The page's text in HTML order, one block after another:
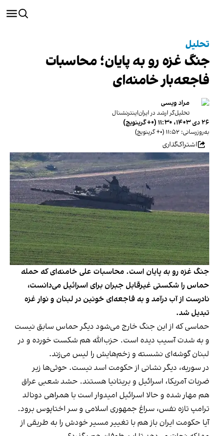
تحلیل
جنگ غزه رو به پایان؛ محاسبات
فاجعه‌بار خامنه‌ای
مراد ویسی
تحلیل‌گر ارشد در ایران‌اینترنشنال
۲۶ دی ۱۴۰۳، ۱۱:۳۰ (‎+۰ گرینویچ)
به‌روزرسانی: ۱۱:۵۲ (‎+۰ گرینویچ)
اشتراک‌گذاری
جنگ غزه رو به پایان است. محاسبات علی خامنه‌ای که حمله
حماس را شکستی غیرقابل جبران برای اسرائیل می‌دانست،
نادرست از آب درآمد و به فاجعه‌ای خونین در لبنان و نوار غزه
تبدیل شد.
حماسی که از این جنگ خارج می‌شود دیگر حماس سابق نیست
و به شدت آسیب دیده است. حزب‌الله هم شکست خورده و در
لبنان گوشه‌ای نشسته و زخم‌هایش را لیس می‌زند.
در سوریه، دیگر نشانی از حکومت اسد نیست. حوثی‌ها زیر
ضربات آمریکا، اسرائیل و بریتانیا هستند. حشد شعبی عراق
هم مهار شده و حالا اسرائیل امیدوار است با همراهی دونالد
ترامپ تازه نفس، سراغ جمهوری اسلامی و سر اختاپوس برود.
آیا حکومت ایران باز هم با تغییر مسیر خودش را به طریقی از